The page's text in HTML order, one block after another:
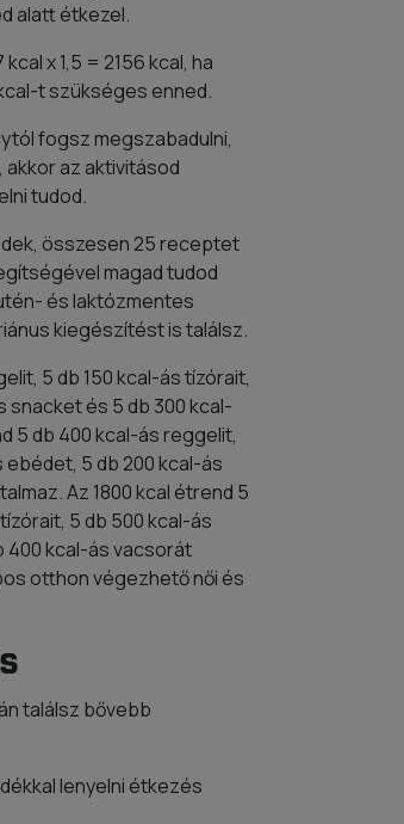
alatt étkezel.
kcal x 1,5 = 2156 kcal, ha
t szükséges enned.
fogsz megszabadulni,
az aktivitásod
tudod.
összesen 25 receptet
magad tudod
és laktózmentes
kiegészítést is találsz.
5 db 150 kcal-ás tízórait,
snacket és 5 db 300 kcal-
5 db 400 kcal-ás reggelit,
ebédet, 5 db 200 kcal-ás
Az 1800 kcal étrend 5
5 db 500 kcal-ás
400 kcal-ás vacsorát
otthon végezhető női és
találsz bővebb
lenyelni étkezés